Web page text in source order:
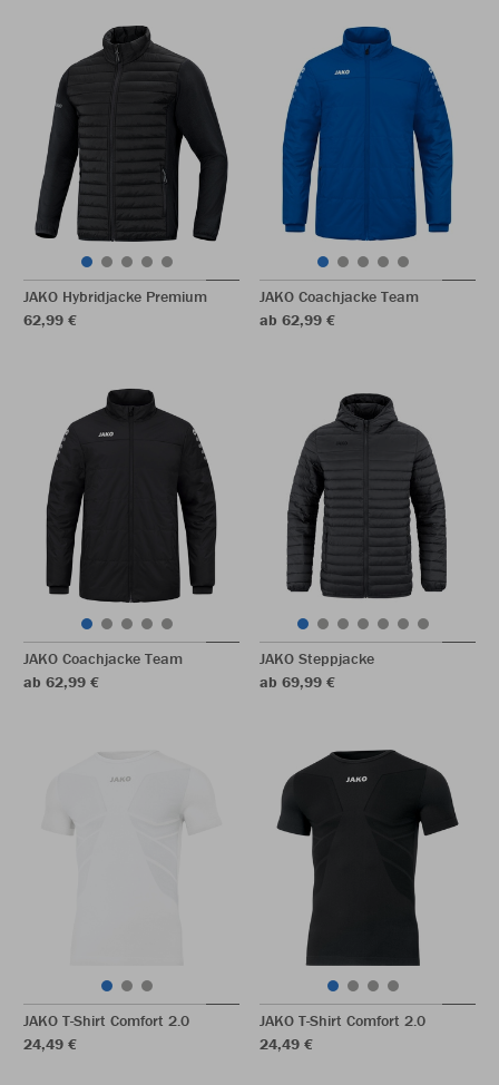
JAKO Hybridjacke Premium
62,99 €
JAKO Coachjacke Team
ab 62,99 €
JAKO Coachjacke Team
ab 62,99 €
JAKO Steppjacke
ab 69,99 €
JAKO T-Shirt Comfort 2.0
24,49 €
JAKO T-Shirt Comfort 2.0
24,49 €